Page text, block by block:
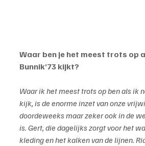
Waar ben je het meest trots op
Bunnik’73 kijkt?
Waar ik het meest trots op ben als ik
kijk, is de enorme inzet van onze
doordeweeks maar zeker ook in de
is. Gert, die dagelijks zorgt voor het
kleding en het kalken van de lijnen.